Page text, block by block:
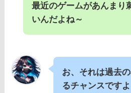
最近のゲームがあんまり
いんだよね～
お、それは過去
るチャンスですよ